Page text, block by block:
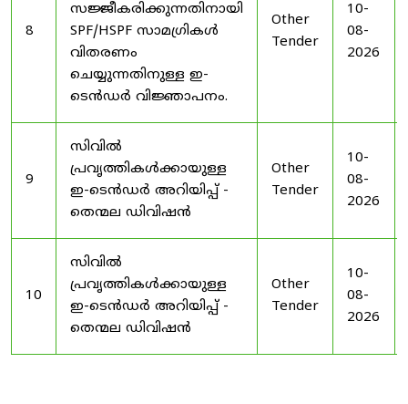
8
സജ്ജീകരിക്കുന്നതിനായി
SPF/HSPF സാമഗ്രികൾ
വിതരണം
ചെയ്യുന്നതിനുള്ള ഇ-
ടെൻഡർ വിജ്ഞാപനം.
Other
Tender
10-
08-
2026
9
സിവിൽ
പ്രവൃത്തികൾക്കായുള്ള
ഇ-ടെൻഡർ അറിയിപ്പ് -
തെന്മല ഡിവിഷൻ
Other
Tender
10-
08-
2026
10
സിവിൽ
പ്രവൃത്തികൾക്കായുള്ള
ഇ-ടെൻഡർ അറിയിപ്പ് -
തെന്മല ഡിവിഷൻ
Other
Tender
10-
08-
2026